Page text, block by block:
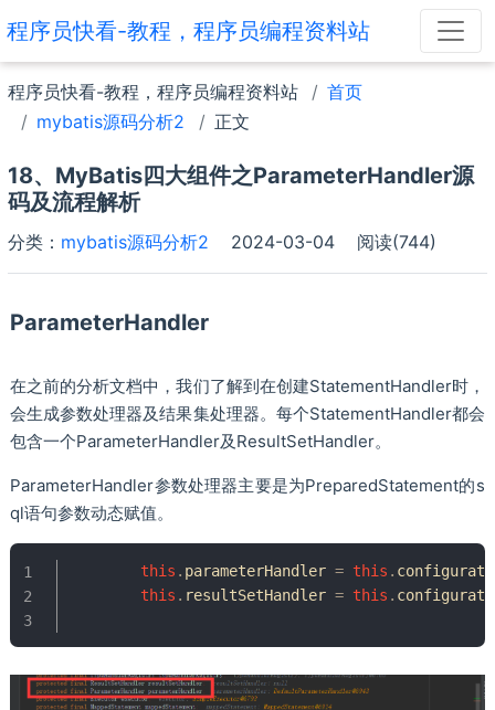
程序员快看-教程，程序员编程资料站
程序员快看-教程，程序员编程资料站
首页
mybatis源码分析2
正文
18、MyBatis四大组件之ParameterHandler源
码及流程解析
分类： mybatis源码分析2 2024-03-04 阅读(744)
ParameterHandler
在之前的分析文档中，我们了解到在创建StatementHandler时，
会生成参数处理器及结果集处理器。每个StatementHandler都会
包含一个ParameterHandler及ResultSetHandler。
ParameterHandler参数处理器主要是为PreparedStatement的s
ql语句参数动态赋值。
this . parameterHandler = this .
this . resultSetHandler = this .